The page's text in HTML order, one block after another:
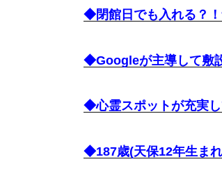
◆閉館日でも入れる？
◆Googleが主導して敷
◆心霊スポットが充実
◆187歳(天保12年生ま